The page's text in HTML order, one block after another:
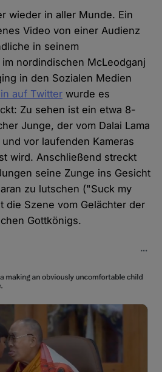
wieder in aller Munde. Ein
Video von einer Audienz
in seinem
nordindischen McLeodganj
in den Sozialen Medien
auf Twitter wurde es
Zu sehen ist ein etwa 8-
Junge, der vom Dalai Lama
vor laufenden Kameras
wird. Anschließend streckt
seine Zunge ins Gesicht
zu lutschen ("Suck my
die Szene vom Gelächter der
Gottkönigs.